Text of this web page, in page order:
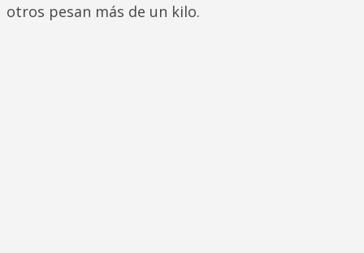
otros pesan más de un kilo.